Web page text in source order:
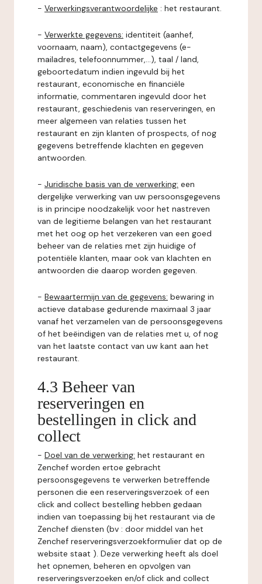
- Verwerkingsverantwoordelijke : het restaurant.
- Verwerkte gegevens: identiteit (aanhef,
voornaam, naam), contactgegevens (e-
mailadres, telefoonnummer,...), taal / land,
geboortedatum indien ingevuld bij het
restaurant, economische en financiële
informatie, commentaren ingevuld door het
restaurant, geschiedenis van reserveringen, en
meer algemeen van relaties tussen het
restaurant en zijn klanten of prospects, of nog
gegevens betreffende klachten en gegeven
antwoorden.
- Juridische basis van de verwerking: een
dergelijke verwerking van uw persoonsgegevens
is in principe noodzakelijk voor het nastreven
van de legitieme belangen van het restaurant
met het oog op het verzekeren van een goed
beheer van de relaties met zijn huidige of
potentiële klanten, maar ook van klachten en
antwoorden die daarop worden gegeven.
- Bewaartermijn van de gegevens: bewaring in
actieve database gedurende maximaal 3 jaar
vanaf het verzamelen van de persoonsgegevens
of het beëindigen van de relaties met u, of nog
van het laatste contact van uw kant aan het
restaurant.
4.3 Beheer van
reserveringen en
bestellingen in click and
collect
- Doel van de verwerking: het restaurant en
Zenchef worden ertoe gebracht
persoonsgegevens te verwerken betreffende
personen die een reserveringsverzoek of een
click and collect bestelling hebben gedaan
indien van toepassing bij het restaurant via de
Zenchef diensten (bv : door middel van het
Zenchef reserveringsverzoekformulier dat op de
website staat ). Deze verwerking heeft als doel
het opnemen, beheren en opvolgen van
reserveringsverzoeken en/of click and collect